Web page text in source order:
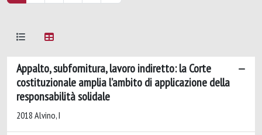
Appalto, subfornitura, lavoro indiretto: la Corte
costituzionale amplia l’ambito di applicazione della
responsabilità solidale
2018 Alvino, I